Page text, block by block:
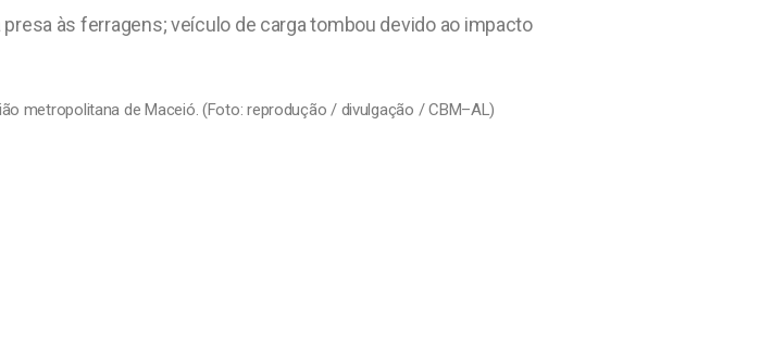
às ferragens; veículo de carga tombou devido ao impacto
metropolitana de Maceió. (Foto: reprodução / divulgação / CBM–AL)